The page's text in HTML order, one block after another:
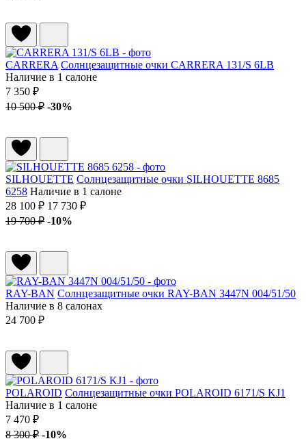
CARRERA Солнцезащитные очки CARRERA 131/S 6LB
Наличие в 1 салоне
7 350 ₽
10 500 ₽ -30%
SILHOUETTE Солнцезащитные очки SILHOUETTE 8685
6258 Наличие в 1 салоне
28 100 ₽ 17 730 ₽
19 700 ₽ -10%
RAY-BAN Солнцезащитные очки RAY-BAN 3447N 004/51/50
Наличие в 8 салонах
24 700 ₽
POLAROID Солнцезащитные очки POLAROID 6171/S KJ1
Наличие в 1 салоне
7 470 ₽
8 300 ₽ -10%